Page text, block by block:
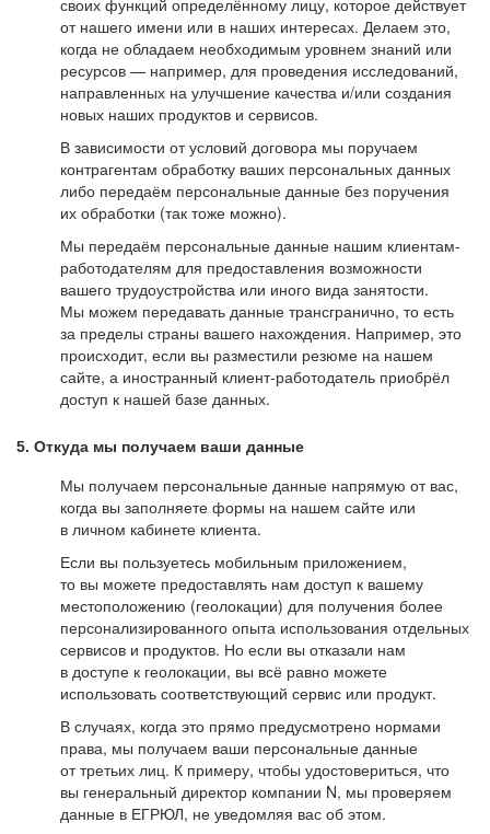
своих функций определённому лицу, которое действует
от нашего имени или в наших интересах. Делаем это,
когда не обладаем необходимым уровнем знаний или
ресурсов — например, для проведения исследований,
направленных на улучшение качества и/или создания
новых наших продуктов и сервисов.
В зависимости от условий договора мы поручаем
контрагентам обработку ваших персональных данных
либо передаём персональные данные без поручения
их обработки (так тоже можно).
Мы передаём персональные данные нашим клиентам-
работодателям для предоставления возможности
вашего трудоустройства или иного вида занятости.
Мы можем передавать данные трансгранично, то есть
за пределы страны вашего нахождения. Например, это
происходит, если вы разместили резюме на нашем
сайте, а иностранный клиент-работодатель приобрёл
доступ к нашей базе данных.
5. Откуда мы получаем ваши данные
Мы получаем персональные данные напрямую от вас,
когда вы заполняете формы на нашем сайте или
в личном кабинете клиента.
Если вы пользуетесь мобильным приложением,
то вы можете предоставлять нам доступ к вашему
местоположению (геолокации) для получения более
персонализированного опыта использования отдельных
сервисов и продуктов. Но если вы отказали нам
в доступе к геолокации, вы всё равно можете
использовать соответствующий сервис или продукт.
В случаях, когда это прямо предусмотрено нормами
права, мы получаем ваши персональные данные
от третьих лиц. К примеру, чтобы удостовериться, что
вы генеральный директор компании N, мы проверяем
данные в ЕГРЮЛ, не уведомляя вас об этом.